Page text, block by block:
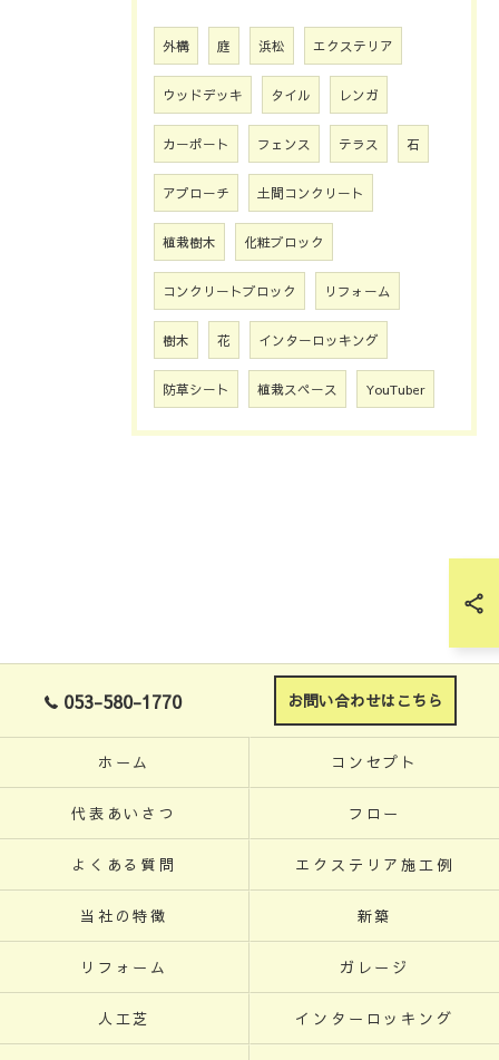
外構 庭 浜松 エクステリア
ウッドデッキ タイル レンガ
カーポート フェンス テラス 石
アプローチ 土間コンクリート
植栽樹木 化粧ブロック
コンクリートブロック リフォーム
樹木 花 インターロッキング
防草シート 植栽スペース YouTuber
053-580-1770 お問い合わせはこちら
ホーム コンセプト
代表あいさつ フロー
よくある質問 エクステリア施工例
当社の特徴 新築
リフォーム ガレージ
人工芝 インターロッキング